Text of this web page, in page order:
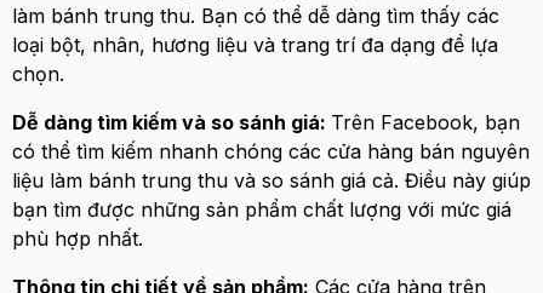
làm bánh trung thu. Bạn có thể dễ dàng tìm thấy các
loại bột, nhân, hương liệu và trang trí đa dạng để lựa
chọn.
Dễ dàng tìm kiếm và so sánh giá: Trên Facebook, bạn
có thể tìm kiếm nhanh chóng các cửa hàng bán nguyên
liệu làm bánh trung thu và so sánh giá cả. Điều này giúp
bạn tìm được những sản phẩm chất lượng với mức giá
phù hợp nhất.
Thông tin chi tiết về sản phẩm: Các cửa hàng trên